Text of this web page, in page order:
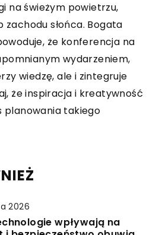
na świeżym powietrzu,
słońca. Bogata
że konferencja na
wydarzeniem,
wiedzę, ale i zintegruje
że inspiracja i kreatywność
planowania takiego
2026
wpływają na